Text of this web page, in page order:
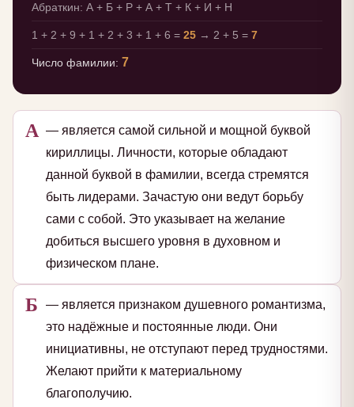
Абраткин: А + Б + Р + А + Т + К + И + Н
1 + 2 + 9 + 1 + 2 + 3 + 1 + 6 = 25 → 2 + 5 = 7
Число фамилии: 7
А — является самой сильной и мощной буквой
кириллицы. Личности, которые обладают
данной буквой в фамилии, всегда стремятся
быть лидерами. Зачастую они ведут борьбу
сами с собой. Это указывает на желание
добиться высшего уровня в духовном и
физическом плане.
Б
— является признаком душевного романтизма,
это надёжные и постоянные люди. Они
инициативны, не отступают перед трудностями.
Желают прийти к материальному
благополучию.